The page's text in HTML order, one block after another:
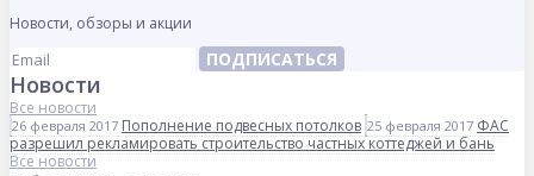
Новости, обзоры и акции
ПОДПИСАТЬСЯ
Новости
Все новости
26 февраля 2017 Пополнение подвесных потолков 25 февраля 2017 ФАС
разрешил рекламировать строительство частных коттеджей и бань
Все новости